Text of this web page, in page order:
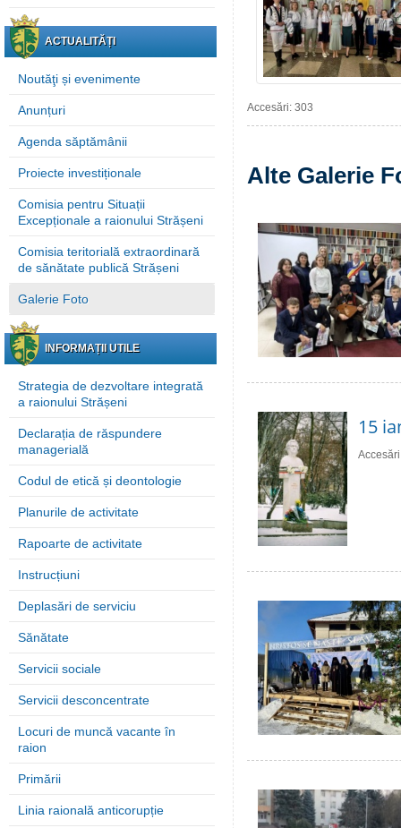
ACTUALITĂȚI
Noutăţi și evenimente
Anunțuri
Agenda săptămânii
Proiecte investiționale
Comisia pentru Situații
Excepționale a raionului Strășeni
Comisia teritorială extraordinară
de sănătate publică Strășeni
Galerie Foto
INFORMAȚII UTILE
Strategia de dezvoltare integrată
a raionului Strășeni
Declarația de răspundere
managerială
Codul de etică și deontologie
Planurile de activitate
Rapoarte de activitate
Instrucțiuni
Deplasări de serviciu
Sănătate
Servicii sociale
Servicii desconcentrate
Locuri de muncă vacante în
raion
Primării
Linia raională anticorupție
Accesări: 303
Alte Galerie
15